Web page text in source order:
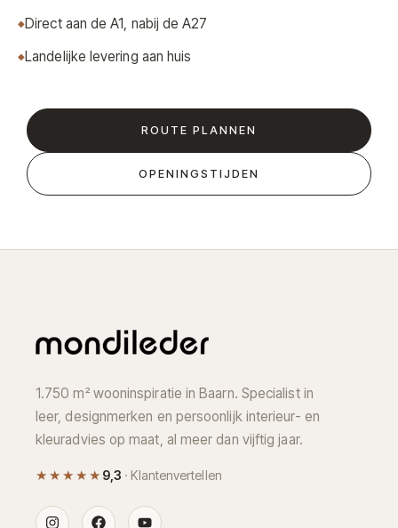
Direct aan de A1, nabij de A27
Landelijke levering aan huis
ROUTE PLANNEN
OPENINGSTIJDEN
1.750 m² wooninspiratie in Baarn. Specialist in
leer, designmerken en persoonlijk interieur- en
kleuradvies op maat, al meer dan vijftig jaar.
★★★★★ 9,3 · Klantenvertellen